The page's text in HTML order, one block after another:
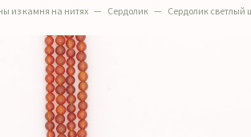
из камня на нитях Сердолик Сердолик светлый